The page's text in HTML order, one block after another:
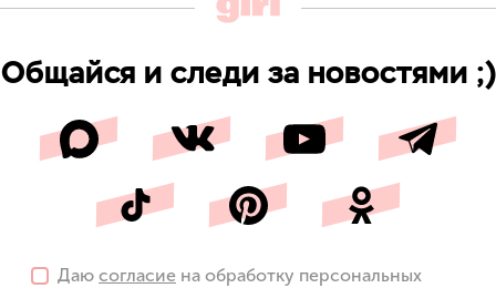
Общайся и следи за новостями ;)
Даю согласие на обработку персональных